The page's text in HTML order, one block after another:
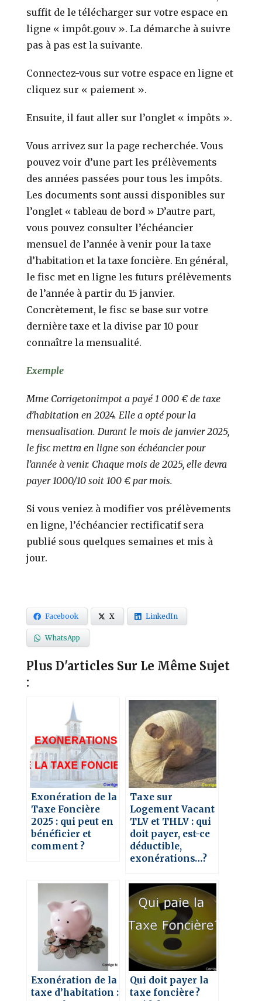
suffit de le télécharger sur votre espace en
ligne « impôt.gouv ». La démarche à suivre
pas à pas est la suivante.
Connectez-vous sur votre espace en ligne et
cliquez sur « paiement ».
Ensuite, il faut aller sur l’onglet « impôts ».
Vous arrivez sur la page recherchée. Vous
pouvez voir d’une part les prélèvements
des années passées pour tous les impôts.
Les documents sont aussi disponibles sur
l’onglet « tableau de bord » D’autre part,
vous pouvez consulter l’échéancier
mensuel de l’année à venir pour la taxe
d’habitation et la taxe foncière. En général,
le fisc met en ligne les futurs prélèvements
de l’année à partir du 15 janvier.
Concrètement, le fisc se base sur votre
dernière taxe et la divise par 10 pour
connaître la mensualité.
Exemple
Mme Corrigetonimpot a payé 1 000 € de taxe
d’habitation en 2024. Elle a opté pour la
mensualisation. Durant le mois de janvier 2025,
le fisc mettra en ligne son échéancier pour
l’année à venir. Chaque mois de 2025, elle devra
payer 1000/10 soit 100 € par mois.
Si vous veniez à modifier vos prélèvements
en ligne, l’échéancier rectificatif sera
publié sous quelques semaines et mis à
jour.
Facebook X LinkedIn
WhatsApp
Plus D'articles Sur Le Même Sujet
:
Exonération de la
Taxe Foncière
2025 : qui peut en
bénéficier et
comment ?
Taxe sur
Logement Vacant
TLV et THLV : qui
doit payer, est-ce
déductible,
exonérations…?
Exonération de la
taxe d’habitation :
Qui doit payer la
taxe foncière ?